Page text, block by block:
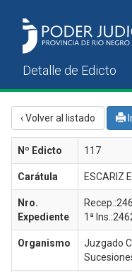
‹ Volver al listado
Nº Edicto 117
Carátula ESCARIZ
Nro.
Expediente
1ª
Organismo
Juzgado